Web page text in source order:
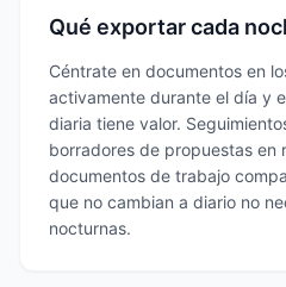
Qué exportar cada
Céntrate en documentos en
activamente durante el día y
diaria tiene valor.
borradores de propuestas en
documentos de trabajo
que no cambian a diario no
nocturnas.